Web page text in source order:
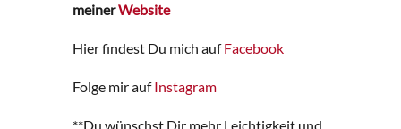
meinerWebsite
Hier findest Du mich aufFacebook
Folge mir aufInstagram
**Du wünschst Dir mehr Leichtigkeit und